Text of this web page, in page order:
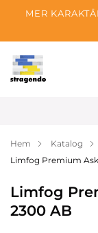
MER
Tallinn
Betalning
Blogg
Hem Katalog
Limfog Premium
Limfog
2300 AB